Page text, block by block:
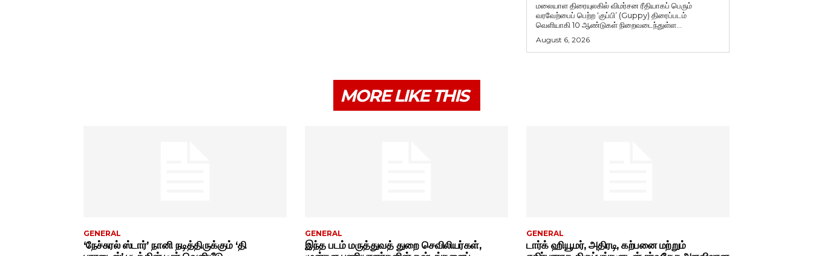
மலையாள திரையுலகில் விமர்சன ரீதியாகப் பெரும்
வரவேற்பைப் பெற்ற ‘குப்பி’ (Guppy) திரைப்படம்
வெளியாகி 10 ஆண்டுகள் நிறைவடைந்துள்ள...
August 6, 2026
MORE LIKE THIS
GENERAL
‘நேச்சுரல் ஸ்டார்’ நானி நடித்திருக்கும் ‘தி
GENERAL
இந்த படம் மருத்துவத் துறை செவிலியர்கள்,
GENERAL
டார்க் ஹியூமர், அதிரடி, கற்பனை மற்றும்